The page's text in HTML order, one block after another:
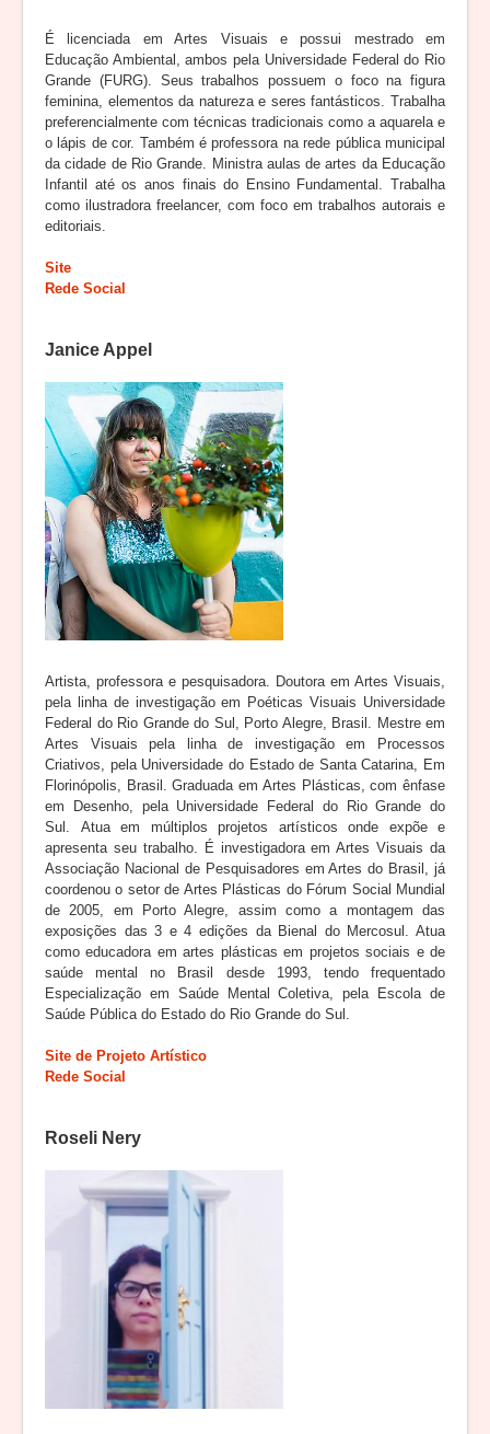
É licenciada em Artes Visuais e possui mestrado em
Educação Ambiental, ambos pela Universidade Federal do Rio
Grande (FURG). Seus trabalhos possuem o foco na figura
feminina, elementos da natureza e seres fantásticos. Trabalha
preferencialmente com técnicas tradicionais como a aquarela e
o lápis de cor. Também é professora na rede pública municipal
da cidade de Rio Grande. Ministra aulas de artes da Educação
Infantil até os anos finais do Ensino Fundamental. Trabalha
como ilustradora freelancer, com foco em trabalhos autorais e
editoriais.
Site
Rede Social
Janice Appel
Artista, professora e pesquisadora. Doutora em Artes Visuais,
pela linha de investigação em Poéticas Visuais Universidade
Federal do Rio Grande do Sul, Porto Alegre, Brasil. Mestre em
Artes Visuais pela linha de investigação em Processos
Criativos, pela Universidade do Estado de Santa Catarina, Em
Florinópolis, Brasil. Graduada em Artes Plásticas, com ênfase
em Desenho, pela Universidade Federal do Rio Grande do
Sul. Atua em múltiplos projetos artísticos onde expõe e
apresenta seu trabalho. É investigadora em Artes Visuais da
Associação Nacional de Pesquisadores em Artes do Brasil, já
coordenou o setor de Artes Plásticas do Fórum Social Mundial
de 2005, em Porto Alegre, assim como a montagem das
exposições das 3 e 4 edições da Bienal do Mercosul. Atua
como educadora em artes plásticas em projetos sociais e de
saúde mental no Brasil desde 1993, tendo frequentado
Especialização em Saúde Mental Coletiva, pela Escola de
Saúde Pública do Estado do Rio Grande do Sul.
Site de Projeto Artístico
Rede Social
Roseli Nery